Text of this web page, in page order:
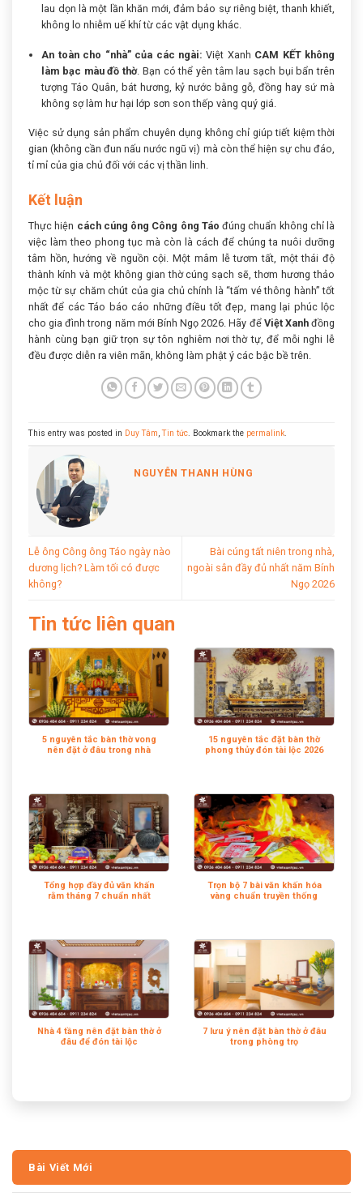
lau dọn là một lần khăn mới, đảm bảo sự riêng biệt, thanh khiết,
không lo nhiễm uế khí từ các vật dụng khác.
An toàn cho “nhà” của các ngài: Việt Xanh CAM KẾT không
làm bạc màu đồ thờ. Bạn có thể yên tâm lau sạch bụi bẩn trên
tượng Táo Quân, bát hương, kỷ nước bằng gỗ, đồng hay sứ mà
không sợ làm hư hại lớp sơn son thếp vàng quý giá.
Việc sử dụng sản phẩm chuyên dụng không chỉ giúp tiết kiệm thời
gian (không cần đun nấu nước ngũ vị) mà còn thể hiện sự chu đáo,
tỉ mỉ của gia chủ đối với các vị thần linh.
Kết luận
Thực hiện cách cúng ông Công ông Táo đúng chuẩn không chỉ là
việc làm theo phong tục mà còn là cách để chúng ta nuôi dưỡng
tâm hồn, hướng về nguồn cội. Một mâm lễ tươm tất, một thái độ
thành kính và một không gian thờ cúng sạch sẽ, thơm hương thảo
mộc từ sự chăm chút của gia chủ chính là “tấm vé thông hành” tốt
nhất để các Táo báo cáo những điều tốt đẹp, mang lại phúc lộc
cho gia đình trong năm mới Bính Ngọ 2026. Hãy để Việt Xanhđồng
hành cùng bạn giữ trọn sự tôn nghiêm nơi thờ tự, để mỗi nghi lễ
đều được diễn ra viên mãn, không làm phật ý các bậc bề trên.
This entry was posted in Duy Tâm ,Tin tức . Bookmark the permalink
NGUYỄN THANH HÙNG
Lễ ông Công ông Táo ngày nào
dương lịch? Làm tối có được
không?
Bài cúng tất niên trong nhà,
ngoài sân đầy đủ nhất năm Bính
Ngọ 2026
Tin tức liên quan
5 nguyên tắc bàn thờ vong
nên đặt ở đâu trong nhà
15 nguyên tắc đặt bàn thờ
phong thủy đón tài lộc 2026
Tổng hợp đầy đủ văn khấn
rằm tháng 7 chuẩn nhất
Trọn bộ 7 bài văn khấn hóa
vàng chuẩn truyền thống
Nhà 4 tầng nên đặt bàn thờ ở
đâu để đón tài lộc
7 lưu ý nên đặt bàn thờ ở đâu
trong phòng trọ
Bài Viết Mới